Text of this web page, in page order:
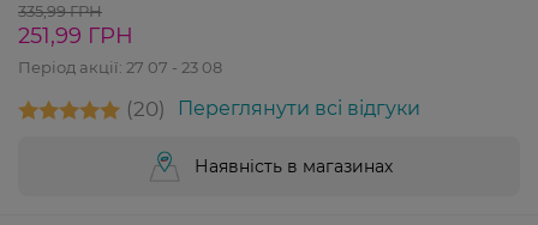
335,99 ГРН
251,99 ГРН
Період акції: 27 07 - 23 08
20 Переглянути всі відгуки
Наявність в магазинах